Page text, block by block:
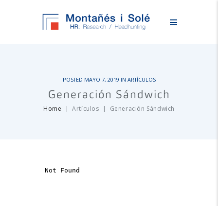
POSTED MAYO 7, 2019 IN ARTÍCULOS
Generación Sándwich
Home Artículos Generación Sándwich